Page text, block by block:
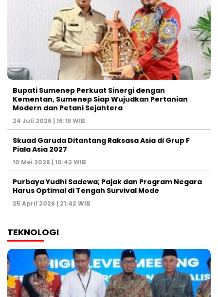
Bupati Sumenep Perkuat Sinergi dengan
Kementan, Sumenep Siap Wujudkan Pertanian
Modern dan Petani Sejahtera
24 Juli 2026 | 16:19 WIB
Skuad Garuda Ditantang Raksasa Asia di Grup F
Piala Asia 2027
10 Mei 2026 | 10:42 WIB
Purbaya Yudhi Sadewa; Pajak dan Program Negara
Harus Optimal di Tengah Survival Mode
25 April 2026 | 21:42 WIB
TEKNOLOGI